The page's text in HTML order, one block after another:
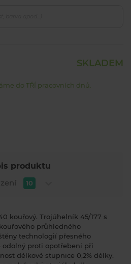
SKLADEM
do TŘÍ pracovních dnů.
produktu
10
kouřový. Trojúhelník 45/177 s
průhledného
technologií přesného
proti opotřebení při
délkové stupnice 0,2% délky.